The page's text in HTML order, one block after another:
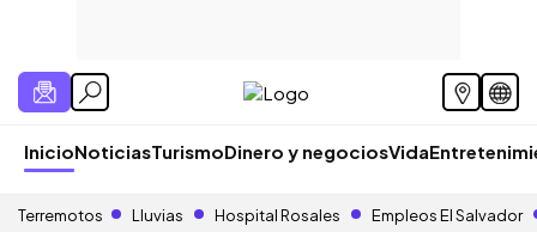
InicioNoticiasTurismoDinero y negociosVida
Terremotos Lluvias Hospital Rosales Empleos El Salvador